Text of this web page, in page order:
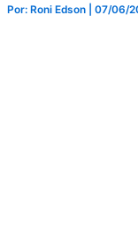
Por: Roni Edson | 07/06/